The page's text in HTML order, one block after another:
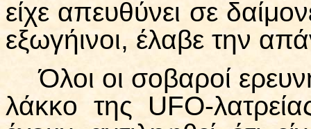
είχε απευθύνει σε
εξωγήινοι, έλαβε την
Όλοι οι σοβαροί
λάκκο της UFΟ-